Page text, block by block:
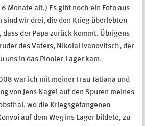
Monate alt.) Es gibt noch ein Foto aus
sind wir drei, die den Krieg überlebten
der Papa zurück kommt. Übrigens
des Vaters, Nikolai Ivanovitsch, der
uns in das Pionier-Lager kam.
war ich mit meiner Frau Tatiana und
von Jens Nagel auf den Spuren meines
wo die Kriegsgefangenen
auf dem Weg ins Lager bildete, zu